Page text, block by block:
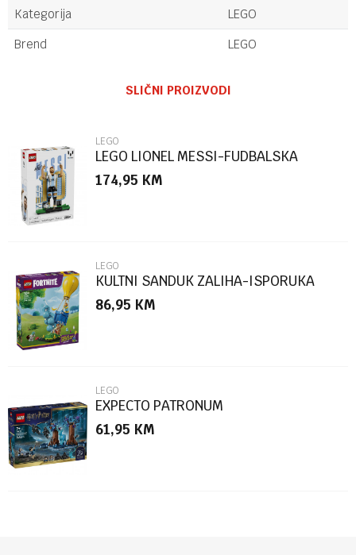
Kategorija
LEGO
Brend
LEGO
Poruka
POŠALJI
SLIČNI PROIZVODI
LEGO
LEGO LIONEL MESSI-FUDBALSKA
LEGENDA
174,95 KM
LEGO
KULTNI SANDUK ZALIHA-ISPORUKA
86,95 KM
LEGO
EXPECTO PATRONUM
61,95 KM